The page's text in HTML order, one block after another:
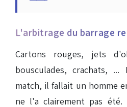
L'arbitrage du barrage
Cartons rouges, jets
bousculades, crachats,
match, il fallait un homme
ne l'a clairement pas